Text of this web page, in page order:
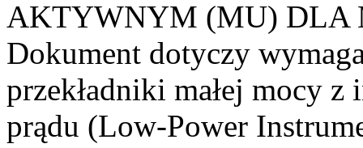
AKTYWNYM (MU) DLA
Dokument dotyczy
przekładniki małej mocy
prądu (Low-Power